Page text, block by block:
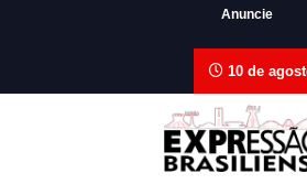
Anuncie
10 de